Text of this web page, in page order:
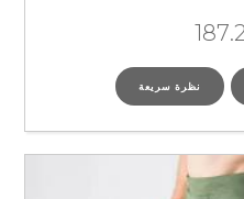
نظرة سريعة